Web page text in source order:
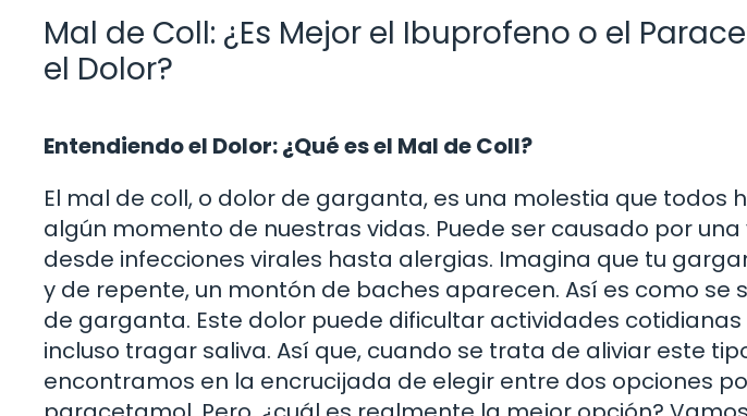
Mal de Coll: ¿Es Mejor el Ibuprofeno o el
el Dolor?
Entendiendo el Dolor: ¿Qué es el Mal de Coll?
El mal de coll, o dolor de garganta, es una molestia que todos
algún momento de nuestras vidas. Puede ser causado por
desde infecciones virales hasta alergias. Imagina que tu
y de repente, un montón de baches aparecen. Así es como se
de garganta. Este dolor puede dificultar actividades
incluso tragar saliva. Así que, cuando se trata de aliviar este
encontramos en la encrucijada de elegir entre dos opciones